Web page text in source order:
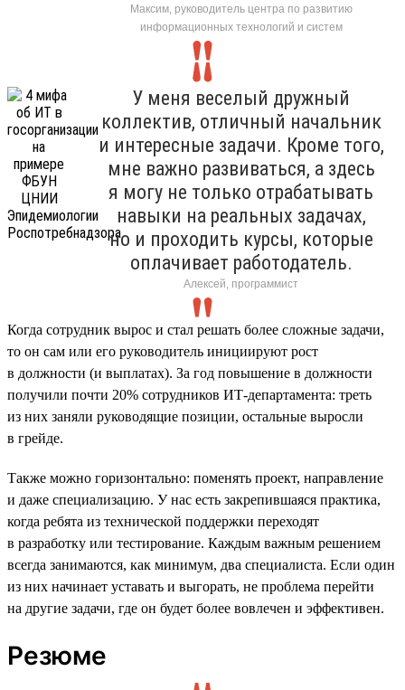
Максим, руководитель центра по развитию
информационных технологий и систем
У меня веселый дружный
коллектив, отличный начальник
и интересные задачи. Кроме того,
мне важно развиваться, а здесь
я могу не только отрабатывать
навыки на реальных задачах,
но и проходить курсы, которые
оплачивает работодатель.
Алексей, программист
Когда сотрудник вырос и стал решать более сложные задачи,
то он сам или его руководитель инициируют рост
в должности (и выплатах). За год повышение в должности
получили почти 20% сотрудников ИТ-департамента: треть
из них заняли руководящие позиции, остальные выросли
в грейде.
Также можно горизонтально: поменять проект, направление
и даже специализацию. У нас есть закрепившаяся практика,
когда ребята из технической поддержки переходят
в разработку или тестирование. Каждым важным решением
всегда занимаются, как минимум, два специалиста. Если один
из них начинает уставать и выгорать, не проблема перейти
на другие задачи, где он будет более вовлечен и эффективен.
Резюме